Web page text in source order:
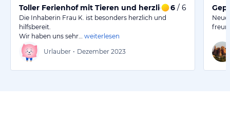
Toller Ferienhof mit Tieren und herzlicher Gastgeberin
6 / 6
Die Inhaberin Frau K. ist besonders herzlich und
hilfsbereit.
Wir haben uns sehr…
weiterlesen
Urlauber • Dezember 2023